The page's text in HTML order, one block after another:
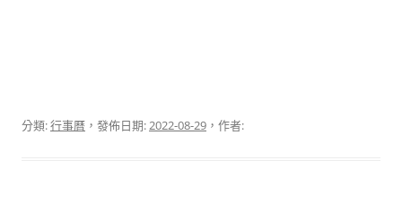
分類:行事曆 ，發佈日期:2022-08-29 ，作者: